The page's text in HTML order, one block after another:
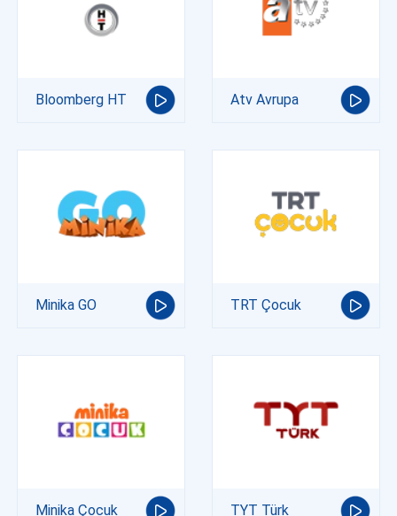
Bloomberg HT Atv Avrupa
Minika GO TRT Çocuk
Minika Çocuk TYT Türk